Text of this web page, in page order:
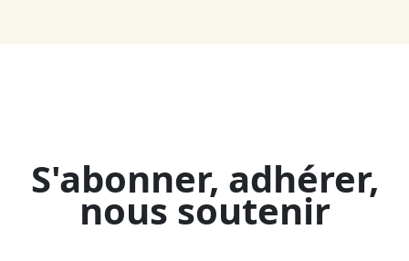
S'abonner, adhérer,
nous soutenir